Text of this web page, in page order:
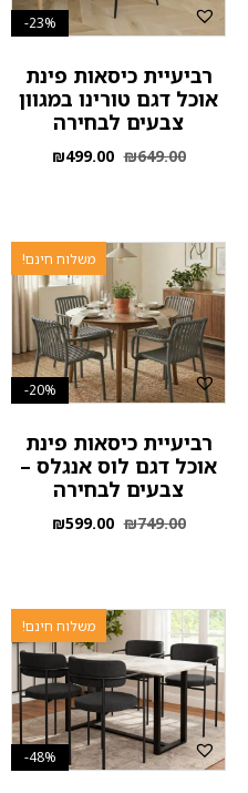
23%-
רביעיית כיסאות פינת
אוכל דגם טורינו במגוון
צבעים לבחירה
₪649.00
₪499.00
משלוח חינם!
20%-
רביעיית כיסאות פינת
אוכל דגם לוס אנגלס –
צבעים לבחירה
₪749.00
₪599.00
משלוח חינם!
48%-